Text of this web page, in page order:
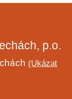
p.o.
(Ukázat